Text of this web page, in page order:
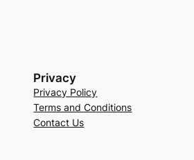
Privacy
Privacy Policy
Terms and Conditions
Contact Us